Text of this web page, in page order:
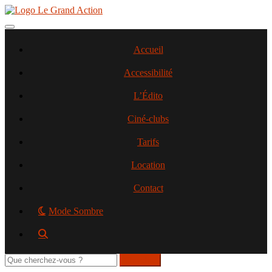
Aller
contenu
Toggle navigation
Accueil
Accessibilité
L’Édito
Ciné-clubs
Tarifs
Location
Contact
Mode Sombre
Rechercher
sur